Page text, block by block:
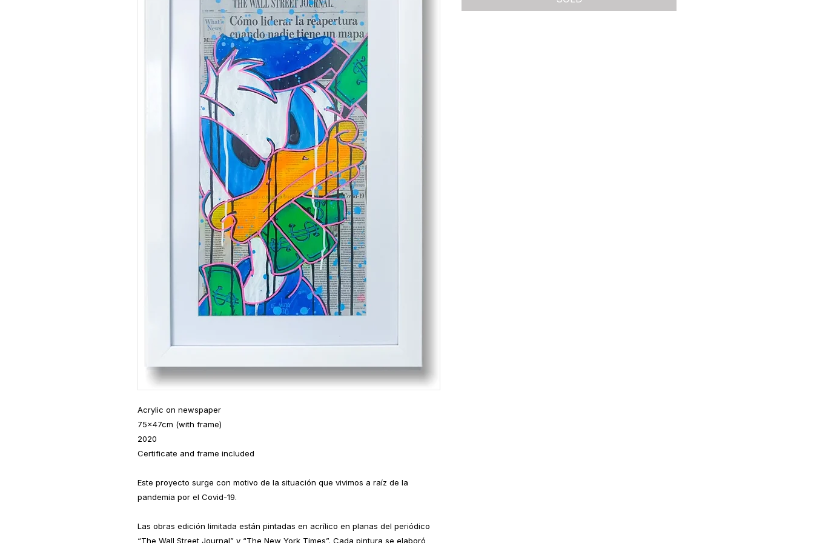
Acrylic on newspaper
75x47cm (with frame)
2020
Certificate and frame included
Este proyecto surge con motivo de la situación que vivimos a raíz de la
pandemia por el Covid-19.
Las obras edición limitada están pintadas en acrílico en planas del periódico
“The Wall Street Journal” y “The New York Times”. Cada pintura se elaboró